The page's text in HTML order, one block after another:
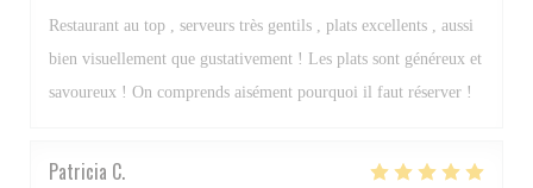
Restaurant au top , serveurs très gentils , plats excellents , aussi
bien visuellement que gustativement ! Les plats sont généreux et
savoureux ! On comprends aisément pourquoi il faut réserver !
Patricia C